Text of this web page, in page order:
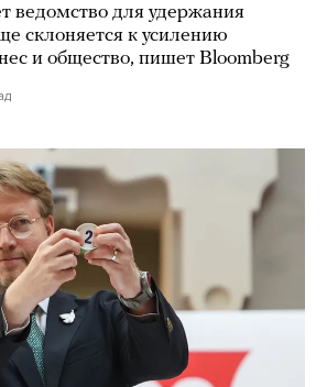
ведомство для удержания
склоняется к усилению
и общество, пишет Bloomberg